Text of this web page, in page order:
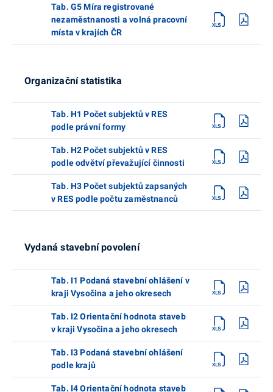
Tab. G5 Míra registrované
nezaměstnanosti a volná pracovní
místa v krajích ČR
Organizační statistika
Tab. H1 Počet subjektů v RES
podle právní formy
Tab. H2 Počet subjektů v RES
podle odvětví převažující činnosti
Tab. H3 Počet subjektů zapsaných
v RES podle počtu zaměstnanců
Vydaná stavební povolení
Tab. I1 Podaná stavební ohlášení v
kraji Vysočina a jeho okresech
Tab. I2 Orientační hodnota staveb
v kraji Vysočina a jeho okresech
Tab. I3 Podaná stavební ohlášení
podle krajů
Tab. I4 Orientační hodnota staveb